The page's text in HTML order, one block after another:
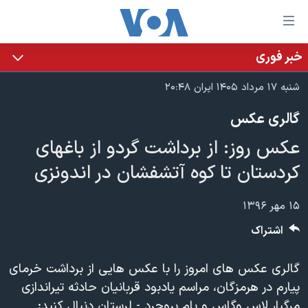
لینکهای
قابل
دسترسی
جهش
محتوای
اصلی
جهش
اصلی
جهش
جستجو
خانه
نسخه سبک وب‌سایت
موضوع ها
ایران
آمریکا
ویژه برنامه‌ها
ویدیوها
برنامه های تلویزیونی
جدول برنامه ها
صفحه‌های ویژه
۲۵۰سالگی آمریکا
بایگانی برنامه‌های تلویزیونی
فرکانس‌های صدای آمریکا
یادگیری زبان انگلیسی
خبر فوری
شنبه ۱۷ مرداد ۱۴۰۵ ایران ۲۰:۴۸
گالری عکس
عکس روز: از برداشت گردو از باغهای
کردستان تا کوه آتشفشان در اندونزی
۱۵ مهر ۱۳۹۶
گالری عکس های امروز را با عکس هایی از برداشت خرمای
پیارم در هرمزگان، مراسم یادبود قربانیان حادثه تیراندازی
اشتراک